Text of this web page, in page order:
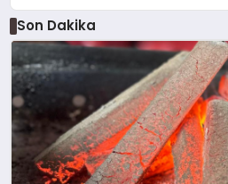
Son Dakika